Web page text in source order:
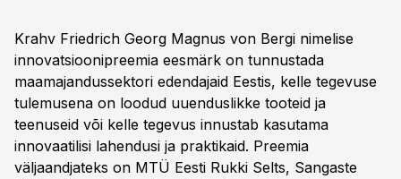
Krahv Friedrich Georg Magnus von Bergi nimelise
innovatsioonipreemia eesmärk on tunnustada
maamajandussektori edendajaid Eestis, kelle tegevuse
tulemusena on loodud uuenduslikke tooteid ja
teenuseid või kelle tegevus innustab kasutama
innovaatilisi lahendusi ja praktikaid. Preemia
väljaandjateks on MTÜ Eesti Rukki Selts, Sangaste